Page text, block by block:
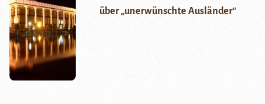
über „unerwünschte Ausländer“